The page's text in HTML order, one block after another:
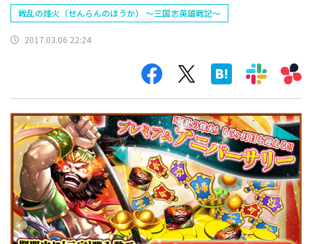
戦乱の烽火（せんらんのほうか） ～三国志英雄戦記～
2017.03.06 22:24